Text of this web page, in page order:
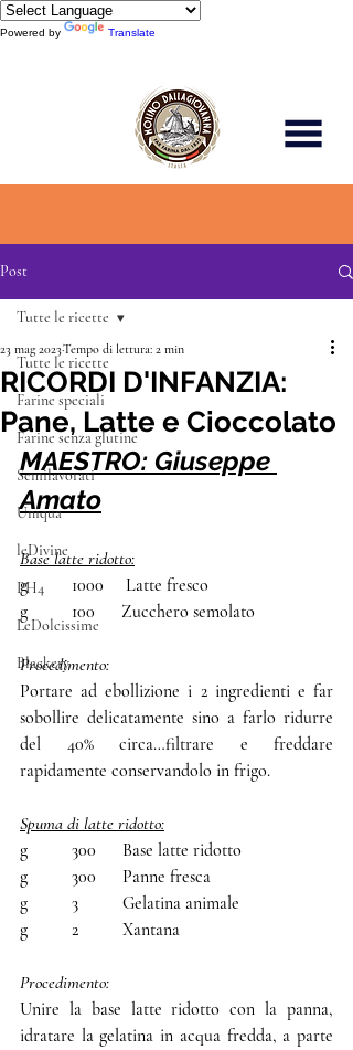
Powered by Translate
Post
Tutte le ricette
Farine speciali
Farine senza glutine
Semilavorati
Uniqua
leDivine
PH4
LeDolcissime
Blackery
Tutte le ricette
RICORDI D'INFANZIA:
Pane, Latte e Cioccolato
23 mag 2023Tempo di lettura: 2 min
MAESTRO: Giuseppe
Amato
Base latte ridotto:
g          1000     Latte fresco
g          100      Zucchero semolato
Procedimento:
Portare ad ebollizione i 2 ingredienti e far
sobollire delicatamente sino a farlo ridurre
del 40% circa…filtrare e freddare
rapidamente conservandolo in frigo.
Spuma di latte ridotto:
g          300      Base latte ridotto
g          300      Panne fresca
g          3          Gelatina animale
g          2          Xantana
Procedimento:
Unire la base latte ridotto con la panna,
idratare la gelatina in acqua fredda, a parte